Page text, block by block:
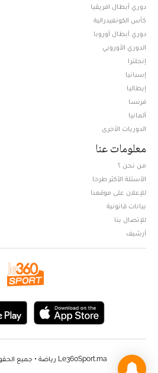
دوري أبطال افريقيا
كأس الكونفيدرالية
دوري أبطال أوروبا
الدوري الأوروبي
إنجلترا
إسبانيا
إيطاليا
فرنسا
ألمانيا
الدوريات الأخرى
معلومات عنا
من نحن ؟
الأسئلة الأكثر طرحا
للإعلان على موقعنا
بيانات قانونية
للإتصال بنا
أرشيف
Le360Sport.ma رياضة • جميع الحقوق محفوضة - 2023